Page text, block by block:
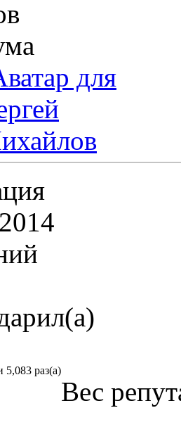
5,083 раз(а)
Вес